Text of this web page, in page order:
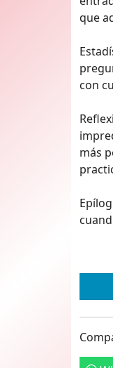
que
con
más